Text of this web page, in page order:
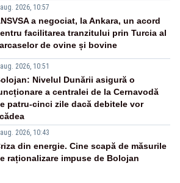
2026, 10:57
a negociat, la Ankara, un acord
facilitarea tranzitului prin Turcia al
de ovine și bovine
2026, 10:51
Nivelul Dunării asigură o
a centralei de la Cernavodă
patru-cinci zile dacă debitele vor
2026, 10:43
din energie. Cine scapă de măsurile
raționalizare impuse de Bolojan